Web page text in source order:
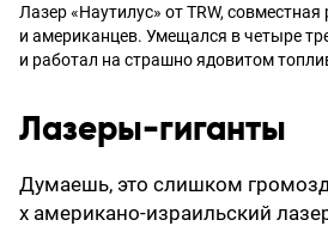
Лазер «Наутилус» от TRW,
и американцев. Умещался в четыре
и работал на страшно ядовитом
Лазеры-гиганты
Думаешь, это слишком
х американо-израильский